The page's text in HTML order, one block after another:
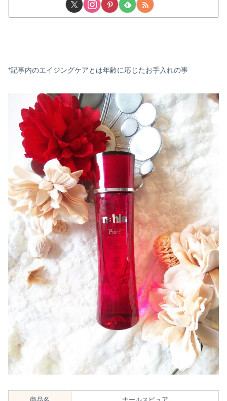
*記事内のエイジングケアとは年齢に応じたお手入れの事